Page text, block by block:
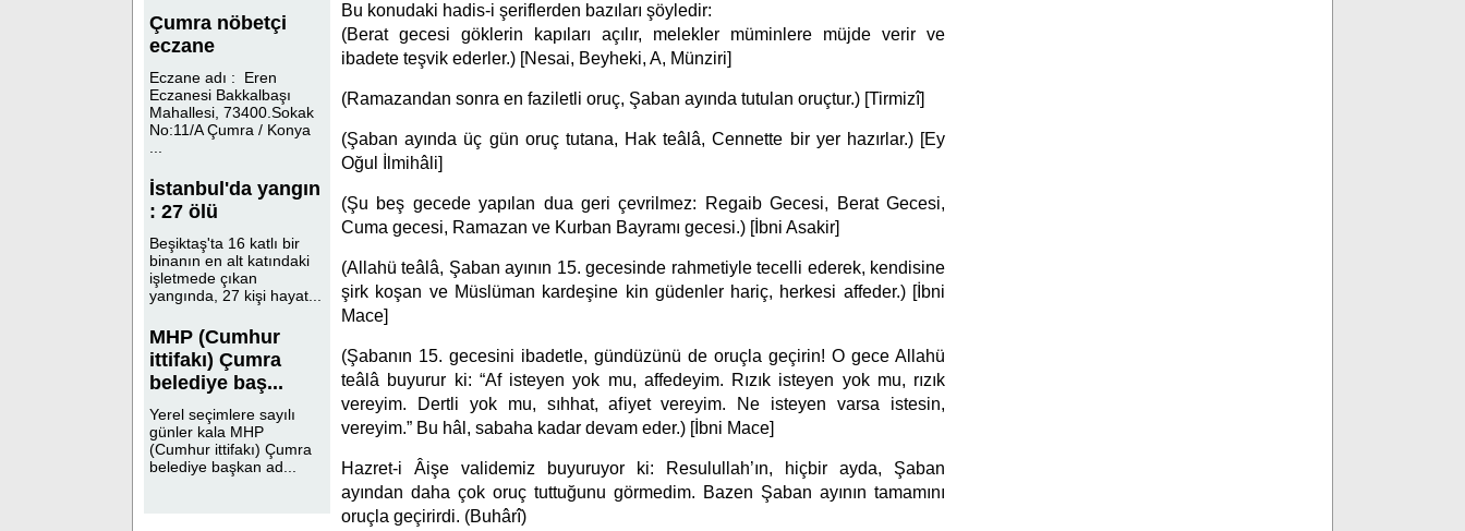
Çumra nöbetçi
eczane
Eczane adı : Eren
Eczanesi Bakkalbaşı
Mahallesi, 73400.Sokak
No:11/A Çumra / Konya
İstanbul'da yangın
: 27 ölü
Beşiktaş'ta 16 katlı bir
binanın en alt katındaki
işletmede çıkan
yangında, 27 kişi hayat...
MHP (Cumhur
ittifakı) Çumra
belediye baş...
Yerel seçimlere sayılı
günler kala MHP
(Cumhur ittifakı) Çumra
belediye başkan ad...
Bu konudaki hadis-i şeriflerden bazıları şöyledir:
(Berat gecesi göklerin kapıları açılır, melekler müminlere müjde verir ve
ibadete teşvik ederler.) [Nesai, Beyheki, A, Münziri]
(Ramazandan sonra en faziletli oruç, Şaban ayında tutulan oruçtur.) [Tirmizî]
(Şaban ayında üç gün oruç tutana, Hak teâlâ, Cennette bir yer hazırlar.) [Ey
Oğul İlmihâli]
(Şu beş gecede yapılan dua geri çevrilmez: Regaib Gecesi, Berat Gecesi,
Cuma gecesi, Ramazan ve Kurban Bayramı gecesi.) [İbni Asakir]
(Allahü teâlâ, Şaban ayının 15. gecesinde rahmetiyle tecelli ederek, kendisine
şirk koşan ve Müslüman kardeşine kin güdenler hariç, herkesi affeder.) [İbni
Mace]
(Şabanın 15. gecesini ibadetle, gündüzünü de oruçla geçirin! O gece Allahü
teâlâ buyurur ki: “Af isteyen yok mu, affedeyim. Rızık isteyen yok mu, rızık
vereyim. Dertli yok mu, sıhhat, afiyet vereyim. Ne isteyen varsa istesin,
vereyim.” Bu hâl, sabaha kadar devam eder.) [İbni Mace]
Hazret-i Âişe validemiz buyuruyor ki: Resulullah’ın, hiçbir ayda, Şaban
ayından daha çok oruç tuttuğunu görmedim. Bazen Şaban ayının tamamını
oruçla geçirirdi. (Buhârî)